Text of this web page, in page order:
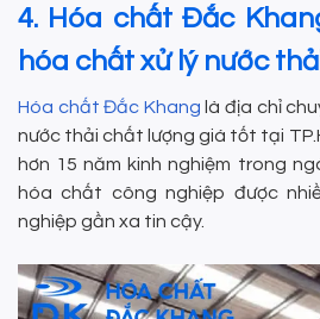
4. Hóa chất Đắc
hóa chất xử lý nước
Hóa chất Đắc Khang là địa chỉ
nước thải chất lượng giá tốt tại
hơn 15 năm kinh nghiệm trong
hóa chất công nghiệp được
nghiệp gần xa tin cậy.